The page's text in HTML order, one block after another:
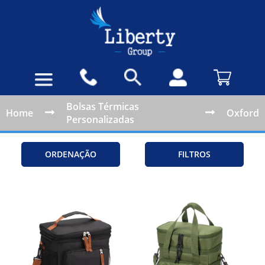
Home
Bolsas Térmicas
Personalizadas
Oxford
ORDENAÇÃO FILTROS